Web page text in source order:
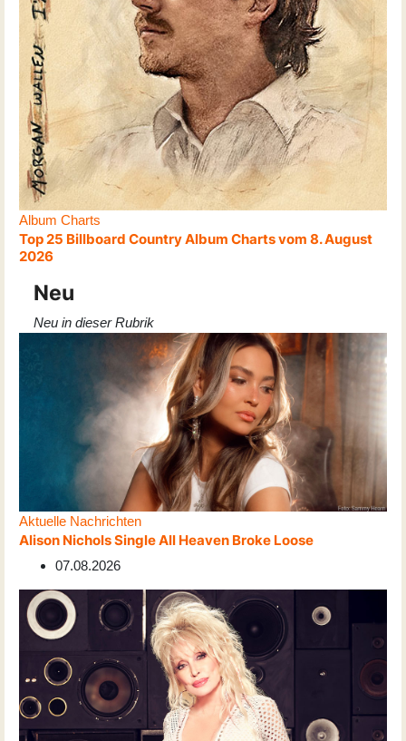
Album Charts
Top 25 Billboard Country Album Charts vom 8. August
2026
Neu
Neu in dieser Rubrik
Aktuelle Nachrichten
Alison Nichols Single All Heaven Broke Loose
07.08.2026